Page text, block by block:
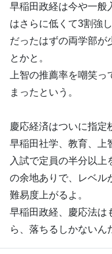
早稲田政経は今や一般
はさらに低くて3割強
だったはずの両学部が
とかと。
上智の推薦率を嘲笑
まったという。
慶応経済はついに指定
早稲田社学、教育、上
入試で定員の半分以
の余地ありで、レベル
難易度上がるよ。
早稲田政経、慶応法は
ら、落ちるしかないん